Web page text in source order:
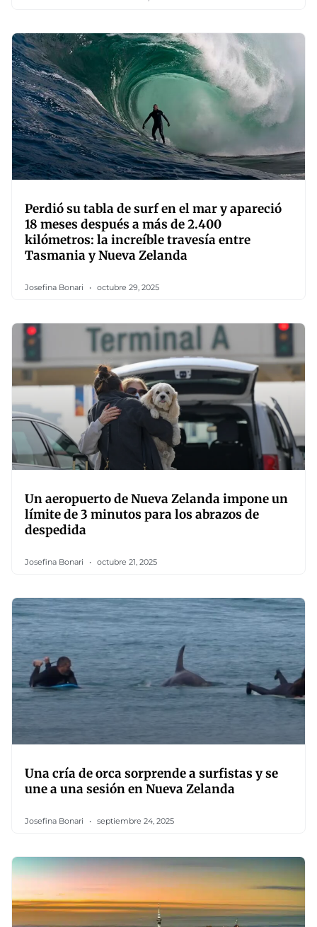
Perdió su tabla de surf en el mar y apareció
18 meses después a más de 2.400
kilómetros: la increíble travesía entre
Tasmania y Nueva Zelanda
Josefina Bonari octubre 29, 2025
Un aeropuerto de Nueva Zelanda impone un
límite de 3 minutos para los abrazos de
despedida
Josefina Bonari octubre 21, 2025
Una cría de orca sorprende a surfistas y se
une a una sesión en Nueva Zelanda
Josefina Bonari septiembre 24, 2025